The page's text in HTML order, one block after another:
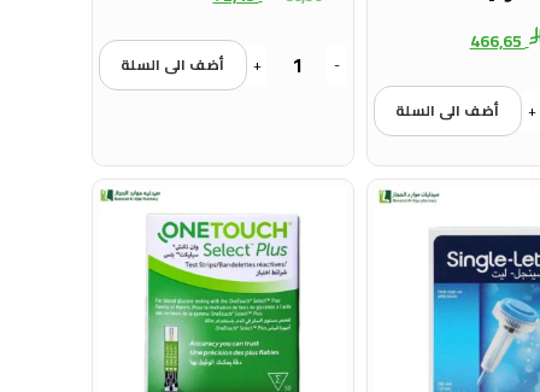
466,65
+ أضف الى السلة
-
+ أضف الى السلة